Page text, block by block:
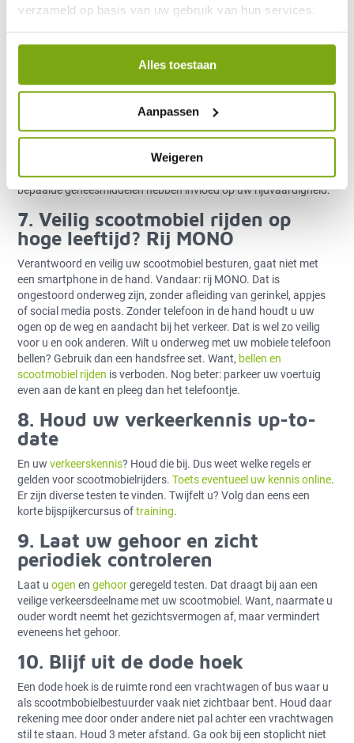
verzameld op basis van uw gebruik van hun services.
Alles toestaan
Aanpassen
Weigeren
5. Zorg voor periodiek onderhoud
de banden en spanning. Dat draagt bij aan uw eigen veiligheid en
een goede verkeersdeelname.
6. Check uw medicijnen en drink
geen alcohol
Gaat u een eindje met uw scootmobiel rijden? Drink dan geen
alcohol en houd ook rekening met uwmedicijngebruik. Want,
bepaalde geneesmiddelen hebben invloed op uw rijdvaardigheid.
7. Veilig scootmobiel rijden op
hoge leeftijd? Rij MONO
Verantwoord en veilig uw scootmobiel besturen, gaat niet met
een smartphone in de hand. Vandaar: rij MONO. Dat is
ongestoord onderweg zijn, zonder afleiding van gerinkel, appjes
of social media posts. Zonder telefoon in de hand houdt u uw
ogen op de weg en aandacht bij het verkeer. Dat is wel zo veilig
voor u en ook anderen. Wilt u onderweg met uw mobiele telefoon
bellen? Gebruik dan een handsfree set. Want, bellen en
scootmobiel rijden is verboden. Nog beter: parkeer uw voertuig
even aan de kant en pleeg dan het telefoontje.
8. Houd uw verkeerkennis up-to-
date
En uwverkeerskennis? Houd die bij. Dus weet welke regels er
gelden voor scootmobielrijders.Toets eventueel uw kennis online.
Er zijn diverse testen te vinden. Twijfelt u? Volg dan eens een
korte bijspijkercursus oftraining.
9. Laat uw gehoor en zicht
periodiek controleren
Laat uogen engehoorgeregeld testen. Dat draagt bij aan een
veilige verkeersdeelname met uw scootmobiel. Want, naarmate u
ouder wordt neemt het gezichtsvermogen af, maar vermindert
eveneens het gehoor.
10. Blijf uit de dode hoek
Een dode hoek is de ruimte rond een vrachtwagen of bus waar u
als scootmbobielbestuurder vaak niet zichtbaar bent. Houd daar
rekening mee door onder andere niet pal achter een vrachtwagen
stil te staan. Houd 3 meter afstand. Ga ook bij een stoplicht niet